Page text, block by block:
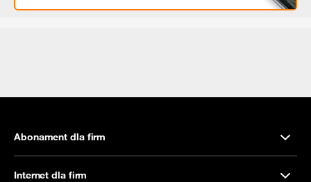
Abonament dla firm
Internet dla firm